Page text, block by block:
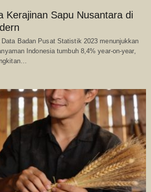
Kerajinan Sapu Nusantara di
Badan Pusat Statistik 2023 menunjukkan
Indonesia tumbuh 8,4% year-on-year,